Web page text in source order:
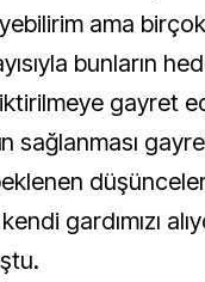
ama
bunların
gayret
sağlanması
gardımızı